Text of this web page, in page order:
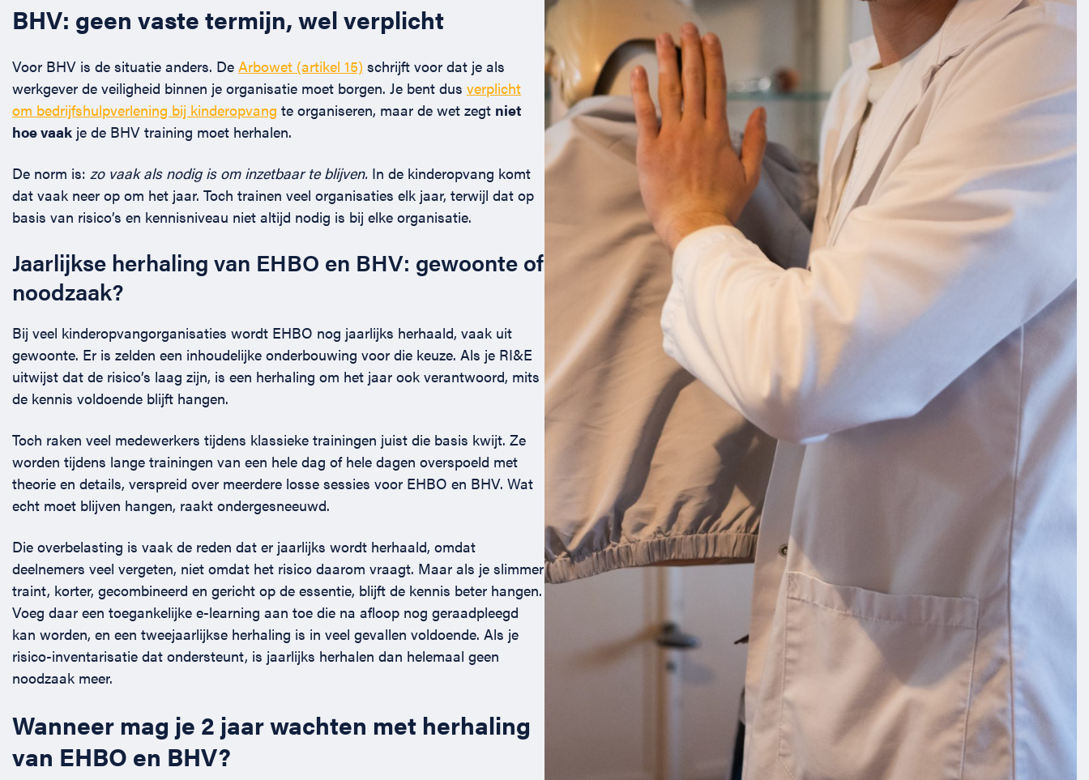
BHV: geen vaste termijn, wel verplicht
Voor BHV is de situatie anders. De Arbowet (artikel 15) schrijft voor dat je als
werkgever de veiligheid binnen je organisatie moet borgen. Je bent dus verplicht
om bedrijfshulpverlening bij kinderopvang te organiseren, maar de wet zegt niet
hoe vaak je de BHV training moet herhalen.
De norm is: zo vaak als nodig is om inzetbaar te blijven. In de kinderopvang komt
dat vaak neer op om het jaar. Toch trainen veel organisaties elk jaar, terwijl dat op
basis van risico’s en kennisniveau niet altijd nodig is bij elke organisatie.
Jaarlijkse herhaling van EHBO en BHV: gewoonte of
noodzaak?
Bij veel kinderopvangorganisaties wordt EHBO nog jaarlijks herhaald, vaak uit
gewoonte. Er is zelden een inhoudelijke onderbouwing voor die keuze. Als je RI&E
uitwijst dat de risico’s laag zijn, is een herhaling om het jaar ook verantwoord, mits
de kennis voldoende blijft hangen.
Toch raken veel medewerkers tijdens klassieke trainingen juist die basis kwijt. Ze
worden tijdens lange trainingen van een hele dag of hele dagen overspoeld met
theorie en details, verspreid over meerdere losse sessies voor EHBO en BHV. Wat
echt moet blijven hangen, raakt ondergesneeuwd.
Die overbelasting is vaak de reden dat er jaarlijks wordt herhaald, omdat
deelnemers veel vergeten, niet omdat het risico daarom vraagt. Maar als je slimmer
traint, korter, gecombineerd en gericht op de essentie, blijft de kennis beter hangen.
Voeg daar een toegankelijke e-learning aan toe die na afloop nog geraadpleegd
kan worden, en een tweejaarlijkse herhaling is in veel gevallen voldoende. Als je
risico-inventarisatie dat ondersteunt, is jaarlijks herhalen dan helemaal geen
noodzaak meer.
Wanneer mag je 2 jaar wachten met herhaling
van EHBO en BHV?